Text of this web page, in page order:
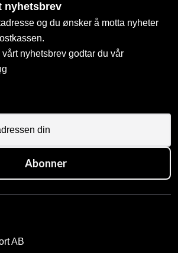
nyhetsbrev
og du ønsker å motta nyheter
nyhetsbrev godtar du vår
Abonner
AB